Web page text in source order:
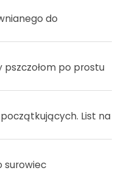
do
po prostu
List na
surowiec